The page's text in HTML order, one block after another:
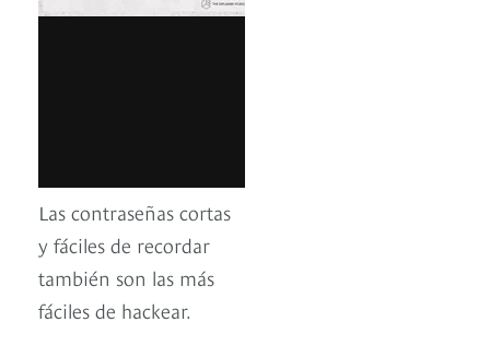
Las contraseñas cortas
y fáciles de recordar
también son las más
fáciles de hackear.